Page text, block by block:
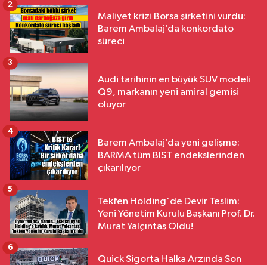
Maliyet krizi Borsa şirketini vurdu:
Barem Ambalaj’da konkordato
süreci
2
Audi tarihinin en büyük SUV modeli
Q9, markanın yeni amiral gemisi
oluyor
3
Barem Ambalaj’da yeni gelişme:
BARMA tüm BIST endekslerinden
çıkarılıyor
4
Tekfen Holding'de Devir Teslim:
Yeni Yönetim Kurulu Başkanı Prof. Dr.
Murat Yalçıntaş Oldu!
5
Quick Sigorta Halka Arzında Son
6